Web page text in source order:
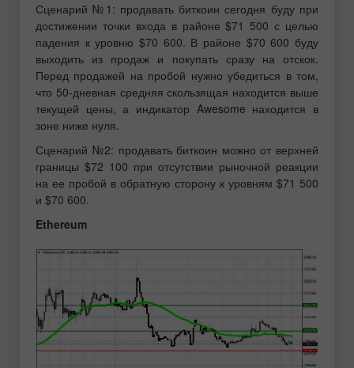
Сценарий №1: продавать биткоин сегодня буду при
достижении точки входа в районе $71 500 с целью
падения к уровню $70 600. В районе $70 600 буду
выходить из продаж и покупать сразу на отскок.
Перед продажей на пробой нужно убедиться в том,
что 50-дневная средняя скользящая находится выше
текущей цены, а индикатор Awesome находится в
зоне ниже нуля.
Сценарий №2: продавать биткоин можно от верхней
границы $72 100 при отсутствии рыночной реакции
на ее пробой в обратную сторону к уровням $71 500
и $70 600.
Ethereum